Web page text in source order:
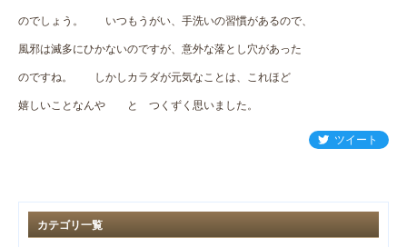
のでしょう。 いつもうがい、手洗いの習慣があるので、
風邪は滅多にひかないのですが、意外な落とし穴があった
のですね。 しかしカラダが元気なことは、これほど
嬉しいことなんや と つくずく思いました。
ツイート
カテゴリ一覧